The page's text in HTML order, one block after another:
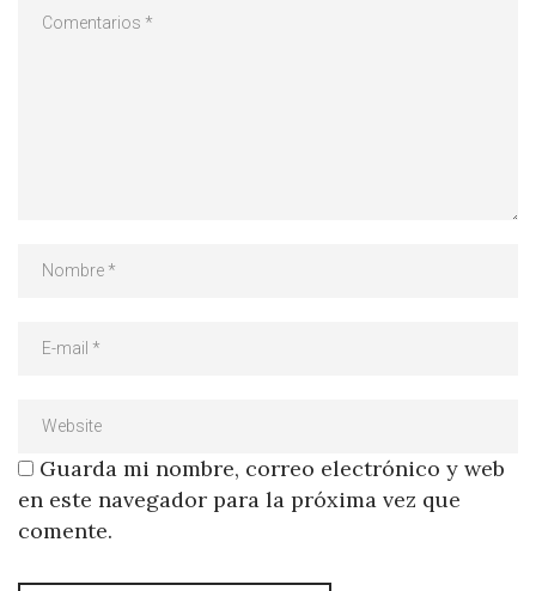
Guarda mi nombre, correo electrónico y web
en este navegador para la próxima vez que
comente.